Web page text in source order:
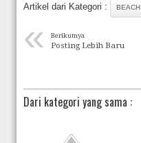
Artikel dari Kategori : BEACH
« Berikutnya
Posting Lebih Baru
Dari kategori yang sama :